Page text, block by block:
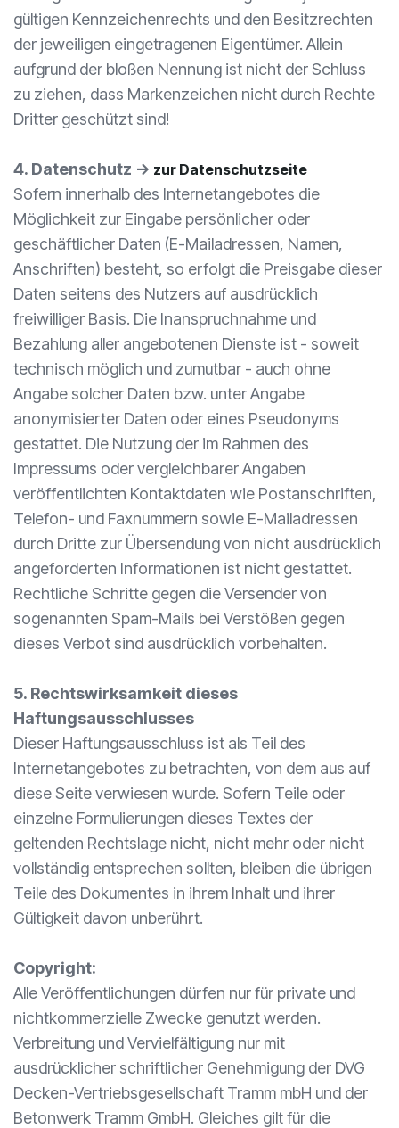
gültigen Kennzeichenrechts und den Besitzrechten
der jeweiligen eingetragenen Eigentümer. Allein
aufgrund der bloßen Nennung ist nicht der Schluss
zu ziehen, dass Markenzeichen nicht durch Rechte
Dritter geschützt sind!
4. Datenschutz -> zur Datenschutzseite
Sofern innerhalb des Internetangebotes die
Möglichkeit zur Eingabe persönlicher oder
geschäftlicher Daten (E-Mailadressen, Namen,
Anschriften) besteht, so erfolgt die Preisgabe dieser
Daten seitens des Nutzers auf ausdrücklich
freiwilliger Basis. Die Inanspruchnahme und
Bezahlung aller angebotenen Dienste ist - soweit
technisch möglich und zumutbar - auch ohne
Angabe solcher Daten bzw. unter Angabe
anonymisierter Daten oder eines Pseudonyms
gestattet. Die Nutzung der im Rahmen des
Impressums oder vergleichbarer Angaben
veröffentlichten Kontaktdaten wie Postanschriften,
Telefon- und Faxnummern sowie E-Mailadressen
durch Dritte zur Übersendung von nicht ausdrücklich
angeforderten Informationen ist nicht gestattet.
Rechtliche Schritte gegen die Versender von
sogenannten Spam-Mails bei Verstößen gegen
dieses Verbot sind ausdrücklich vorbehalten.
5. Rechtswirksamkeit dieses
Haftungsausschlusses
Dieser Haftungsausschluss ist als Teil des
Internetangebotes zu betrachten, von dem aus auf
diese Seite verwiesen wurde. Sofern Teile oder
einzelne Formulierungen dieses Textes der
geltenden Rechtslage nicht, nicht mehr oder nicht
vollständig entsprechen sollten, bleiben die übrigen
Teile des Dokumentes in ihrem Inhalt und ihrer
Gültigkeit davon unberührt.
Copyright:
Alle Veröffentlichungen dürfen nur für private und
nichtkommerzielle Zwecke genutzt werden.
Verbreitung und Vervielfältigung nur mit
ausdrücklicher schriftlicher Genehmigung der DVG
Decken-Vertriebsgesellschaft Tramm mbH und der
Betonwerk Tramm GmbH. Gleiches gilt für die